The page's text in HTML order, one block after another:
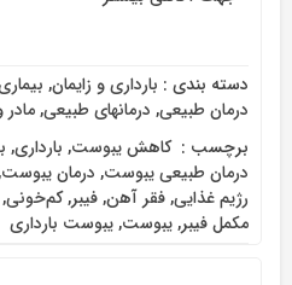
دسته بندی : بارداری و زایمان,
درمان طبیعی, درمانهای طبیعی,مادر
برچسب : ‌ کاهش یبوست, بارداری,
درمان طبیعی یبوست, درمان یبوست
رژیم غذایی,فقر آهن,فیبر,کم‌خونی,
مکمل فیبر,یبوست,یبوست بارداری